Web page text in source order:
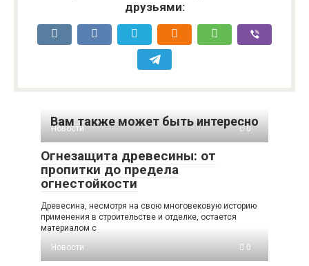
друзьями:
Вам также может быть интересно
Новости 0
Огнезащита древесины: от
пропитки до предела
огнестойкости
Древесина, несмотря на свою многовековую историю
применения в строительстве и отделке, остается
материалом с
Новости
0